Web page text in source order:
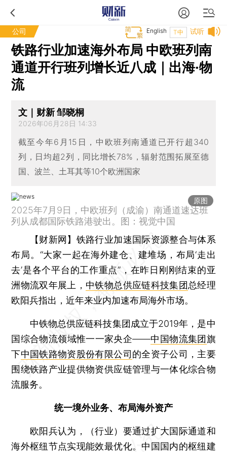
公司 试听
T中
English
铁路行业加速海外布局 中欧班列南
通道开行班列增长近八成｜出海·物
流
文｜财新 邹晓桐
2026年06月28日 14:33
截至今年6月15日，中欧班列南通道已开行超340
列，日均超2列，同比增长78%，辐射范围拓展至德
国、波兰、土耳其等10个欧洲国家
原图
2025年7月9日，中欧班列（成渝）南通道速达班
列从成都国际铁路港驶出。图：视觉中国
【财新网】 铁路行业加速国际资源整合与体系
布局。“大家一起在海外建仓、建堆场，布局‘走出
去’是各个平台的工作重点”，在昨日刚刚结束的亚
洲物流双年展上， 中铁物总供应链科技集团总经理
欧阳兵指出，近年来业内加速布局海外市场。
中铁物总供应链科技集团成立于2019年，是中
国综合物流领域惟一一家央企——中国物流集团旗
下中国铁路物资股份有限公司 的全资子公司，主要
围绕铁路产业提供物资供应链管理与一体化综合物
流服务。
统一境外业务、布局海外资产
欧阳兵认为，（行业）要通过扩大国际通道和
海外枢纽节点实现能效最优化。中国国内的枢纽建